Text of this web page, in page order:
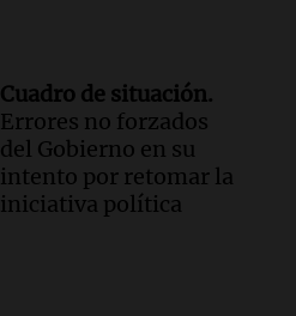
Cuadro de situación.
Errores no forzados
del Gobierno en su
intento por retomar la
iniciativa política